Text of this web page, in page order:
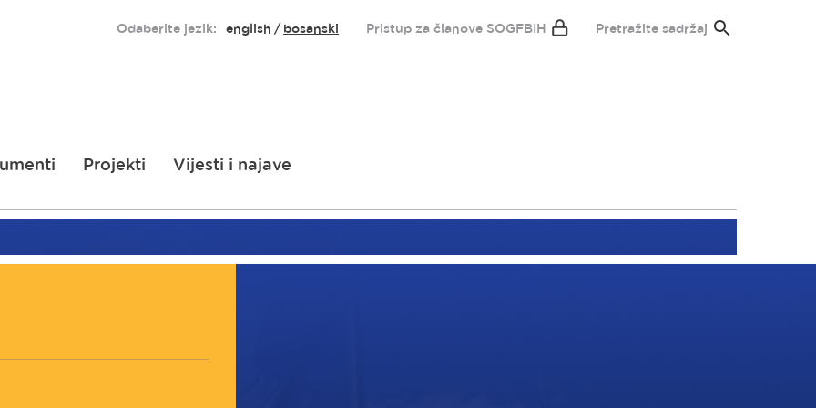
Odaberite jezik: english bosanski Pristup za članove SOGFBIH Pretražite sadržaj
Projekti Vijesti i najave
Odžak